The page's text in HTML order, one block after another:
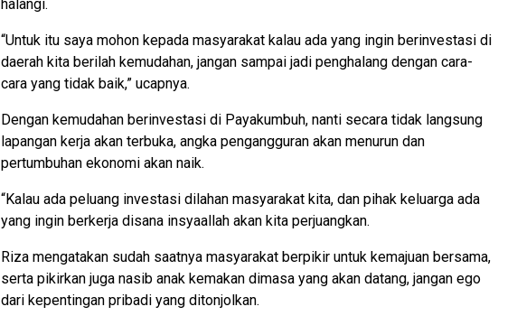
halangi.
“Untuk itu saya mohon kepada masyarakat kalau ada yang ingin berinvestasi di
daerah kita berilah kemudahan, jangan sampai jadi penghalang dengan cara-
cara yang tidak baik,” ucapnya.
Dengan kemudahan berinvestasi di Payakumbuh, nanti secara tidak langsung
lapangan kerja akan terbuka, angka pengangguran akan menurun dan
pertumbuhan ekonomi akan naik.
“Kalau ada peluang investasi dilahan masyarakat kita, dan pihak keluarga ada
yang ingin berkerja disana insyaallah akan kita perjuangkan.
Riza mengatakan sudah saatnya masyarakat berpikir untuk kemajuan bersama,
serta pikirkan juga nasib anak kemakan dimasa yang akan datang, jangan ego
dari kepentingan pribadi yang ditonjolkan.